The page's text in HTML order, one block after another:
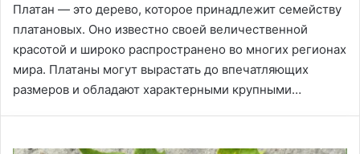
Платан — это дерево, которое принадлежит семейству
платановых. Оно известно своей величественной
красотой и широко распространено во многих регионах
мира. Платаны могут вырастать до впечатляющих
размеров и обладают характерными крупными…